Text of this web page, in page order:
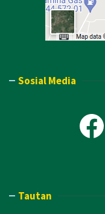
Sosial Media
Tautan